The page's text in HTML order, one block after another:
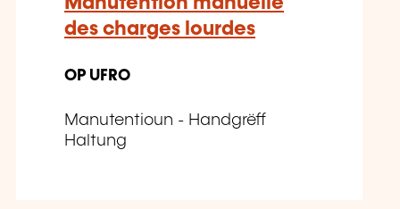
des charges lourdes
OP UFRO
Manutentioun - Handgrëff
Haltung